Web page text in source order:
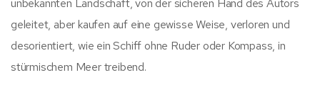
unbekannten Landschaft, von der sicheren Hand des Autors
geleitet, aber kaufen auf eine gewisse Weise, verloren und
desorientiert, wie ein Schiff ohne Ruder oder Kompass, in
stürmischem Meer treibend.